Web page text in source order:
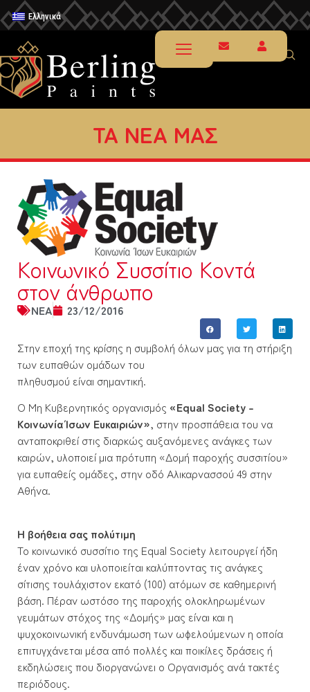
Ελληνικά
ΤΑ ΝΕΑ ΜΑΣ
Κοινωνικό Συσσίτιο Κοντά
στον άνθρωπο
NEA 23/12/2016
Στην εποχή της κρίσης η συμβολή όλων μας για τη στήριξη
των ευπαθών ομάδων του
πληθυσμού είναι σημαντική.
Ο Μη Κυβερνητικός οργανισμός «Equal Society –
Κοινωνία Ίσων Ευκαιριών», στην προσπάθεια του να
ανταποκριθεί στις διαρκώς αυξανόμενες ανάγκες των
καιρών, υλοποιεί μια πρότυπη «Δομή παροχής συσσιτίου»
για ευπαθείς ομάδες, στην οδό Αλικαρνασσού 49 στην
Αθήνα.
Η βοήθεια σας πολύτιμη
Το κοινωνικό συσσίτιο της Equal Society λειτουργεί ήδη
έναν χρόνο και υλοποιείται καλύπτοντας τις ανάγκες
σίτισης τουλάχιστον εκατό (100) ατόμων σε καθημερινή
βάση. Πέραν ωστόσο της παροχής ολοκληρωμένων
γευμάτων στόχος της «Δομής» μας είναι και η
ψυχοκοινωνική ενδυνάμωση των ωφελούμενων η οποία
επιτυγχάνεται μέσα από πολλές και ποικίλες δράσεις ή
εκδηλώσεις που διοργανώνει ο Οργανισμός ανά τακτές
περιόδους.